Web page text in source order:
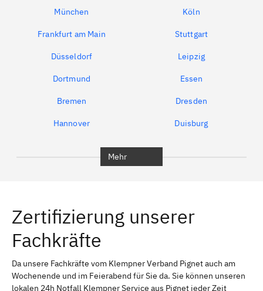
München Köln
Frankfurt am Main Stuttgart
Düsseldorf Leipzig
Dortmund Essen
Bremen Dresden
Hannover Duisburg
Erlangen Bamberg
Bayreuth
Schweinfurt Passau
Mehr
Zertifizierung unserer
Fachkräfte
Da unsere Fachkräfte vom Klempner Verband Pignet auch am
Wochenende und im Feierabend für Sie da. Sie können unseren
lokalen 24h Notfall Klempner Service aus Pignet jeder Zeit